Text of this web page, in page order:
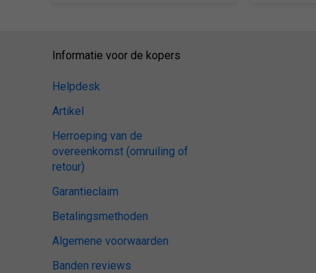
Informatie voor de kopers
Helpdesk
Artikel
Herroeping van de
overeenkomst (omruiling of
retour)
Garantieclaim
Betalingsmethoden
Algemene voorwaarden
Banden reviews